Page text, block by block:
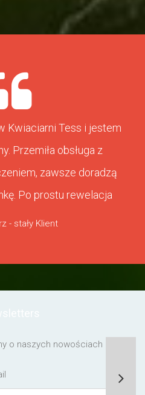
Kwiaciarni Tess i jestem
Przemiła obsługa z
zawsze doradzą
Po prostu rewelacja
- stały Klient
o naszych nowościach lub o